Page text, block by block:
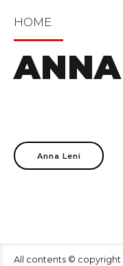
HOME
Anna Leni
All contents © copyright